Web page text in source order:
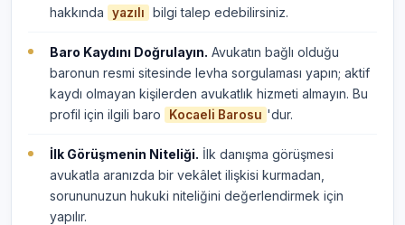
hakkında
yazılı bilgi talep edebilirsiniz.
Baro Kaydını Doğrulayın. Avukatın bağlı olduğu
baronun resmi sitesinde levha sorgulaması yapın; aktif
kaydı olmayan kişilerden avukatlık hizmeti almayın. Bu
profil için ilgili baro
Kocaeli Barosu 'dur.
İlk Görüşmenin Niteliği. İlk danışma görüşmesi
avukatla aranızda bir vekâlet ilişkisi kurmadan,
sorununuzun hukuki niteliğini değerlendirmek için
yapılır.